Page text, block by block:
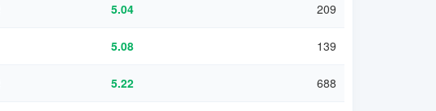
5.04 209
5.08 139
5.22 688